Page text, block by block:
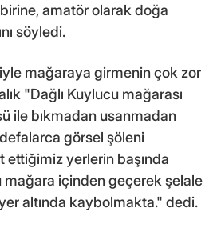
amatör olarak doğa
söyledi.
mağaraya girmenin çok zor
"Dağlı Kuylucu mağarası
ile bıkmadan usanmadan
görsel şöleni
yerlerin başında
içinden geçerek şelale
altında kaybolmakta." dedi.